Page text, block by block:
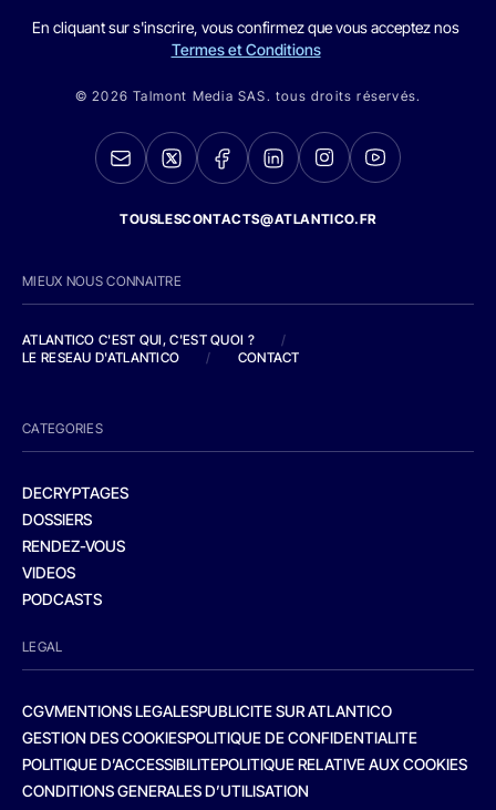
En cliquant sur s'inscrire, vous confirmez que vous acceptez nos
Termes et Conditions
© 2026 Talmont Media SAS. tous droits réservés.
TOUSLESCONTACTS@ATLANTICO.FR
MIEUX NOUS CONNAITRE
ATLANTICO C'EST QUI, C'EST QUOI ?
/
LE RESEAU D'ATLANTICO
/ CONTACT
CATEGORIES
DECRYPTAGES
DOSSIERS
RENDEZ-VOUS
VIDEOS
PODCASTS
LEGAL
CGVMENTIONS LEGALESPUBLICITE SUR ATLANTICO
GESTION DES COOKIESPOLITIQUE DE CONFIDENTIALITE
POLITIQUE D’ACCESSIBILITEPOLITIQUE RELATIVE AUX COOKIES
CONDITIONS GENERALES D’UTILISATION